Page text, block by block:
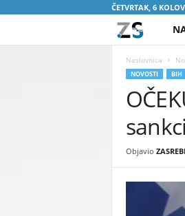
ČETVRTAK, 6
A
S
R
E
B
R
Naslovnica
NOVOSTI BIH
Objavio